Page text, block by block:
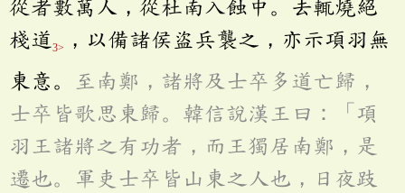
從者數萬人，從杜南入蝕中。去輒燒絕
棧道 3>
，以備諸侯盜兵襲之，亦示項羽無
東意。
至南鄭，諸將及士卒多道亡歸，
士卒皆歌思東歸。韓信說漢王曰：「項
羽王諸將之有功者，而王獨居南鄭，是
遷也。軍吏士卒皆山東之人也，日夜跂